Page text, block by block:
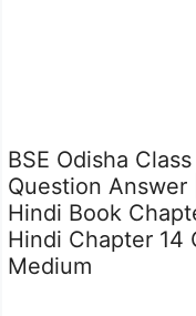
BSE Odisha
Question Answer
Hindi Book
Hindi Chapter 14
Medium